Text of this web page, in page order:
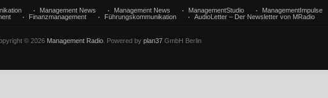
Management News Management News ManagementStudio
ManagementImpulse
Finanzmanagement Führungskommunikation AudioLetter – Der Newsletter von MRadio
© 2026 Management Radio . Powered by plan37 GmbH Berlin